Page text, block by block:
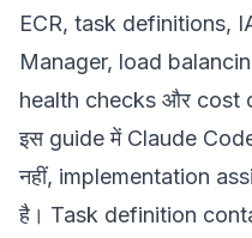
ECR, task definitions,
Manager, load
health checks और cost
इस guide में Claude
नहीं, implementation
है। Task definition